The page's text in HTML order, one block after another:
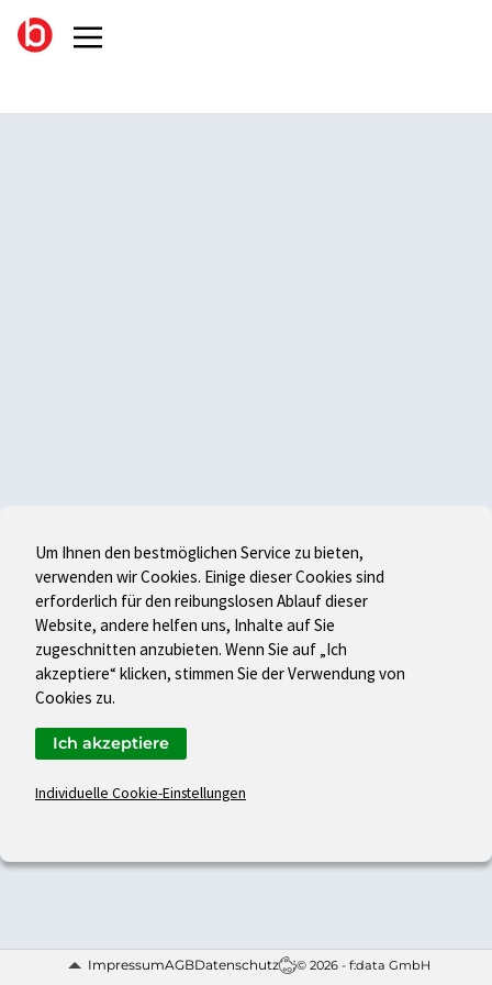
ImpressumAGBDatenschutz © 2026 - f:data GmbH
Um Ihnen den bestmöglichen Service zu bieten,
verwenden wir Cookies. Einige dieser Cookies sind
erforderlich für den reibungslosen Ablauf dieser
Website, andere helfen uns, Inhalte auf Sie
zugeschnitten anzubieten. Wenn Sie auf „Ich
akzeptiere“ klicken, stimmen Sie der Verwendung von
Cookies zu.
Individuelle Cookie-Einstellungen
Ich akzeptiere